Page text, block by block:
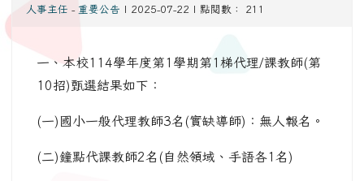
人事主任 - 重要公告 | 2025-07-22 | 點閱數： 211
一、本校114學年度第1學期第1梯代理/課教師(第
10招)甄選結果如下：
(一)國小一般代理教師3名(實缺導師)：無人報名。
(二)鐘點代課教師2名(自然領域、手語各1名)